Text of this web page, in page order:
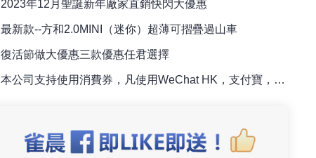
2023年12月聖誕新年廠家直銷快閃大優惠
最新款--方和2.0MINI（迷你）超薄可摺疊過山車
復活節做大優惠三款優惠任君選擇
本公司支持使用消費券，凡使用WeChat HK，支付寶，八達通訂購麻雀檯即送專用籌碼一盒！